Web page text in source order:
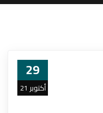
29
أكتوبر 21